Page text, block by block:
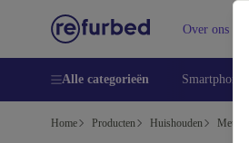
Over ons
Alle categorieën Smartphones
Home Producten Huishouden Meubels